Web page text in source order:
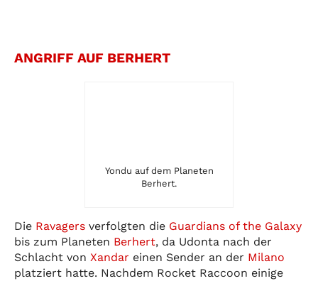
ANGRIFF AUF BERHERT
Yondu auf dem Planeten
Berhert.
Die Ravagers verfolgten die Guardians of the Galaxy
bis zum Planeten Berhert, da Udonta nach der
Schlacht von Xandar einen Sender an der Milano
platziert hatte. Nachdem Rocket Raccoon einige